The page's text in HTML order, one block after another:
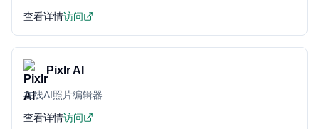
查看详情访问
Pixlr AI
在线AI照片编辑器
查看详情访问